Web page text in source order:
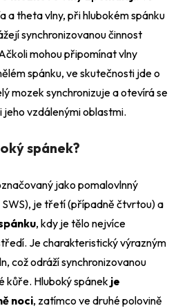
a theta vlny, při hlubokém spánku
synchronizovanou činnost
mohou připomínat vlny
spánku, ve skutečnosti jde o
mozek synchronizuje a otevírá se
vzdálenými oblastmi.
spánek?
jako pomalovlnný
je třetí (případně čtvrtou) a
, kdy je tělo nejvíce
Je charakteristický výrazným
což odráží synchronizovanou
kůře. Hluboký spánek je
noci, zatímco ve druhé polovině